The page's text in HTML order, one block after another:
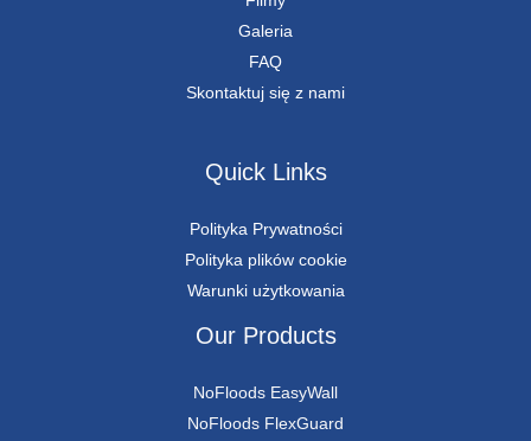
Galeria
FAQ
Skontaktuj się z nami
Quick Links
Polityka Prywatności
Polityka plików cookie
Warunki użytkowania
Our Products
NoFloods EasyWall
NoFloods FlexGuard